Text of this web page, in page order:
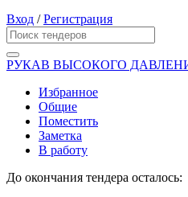
Вход /Регистрация
РУКАВ ВЫСОКОГО
Избранное
Общие
Поместить
Заметка
В работу
До окончания тендера осталось: